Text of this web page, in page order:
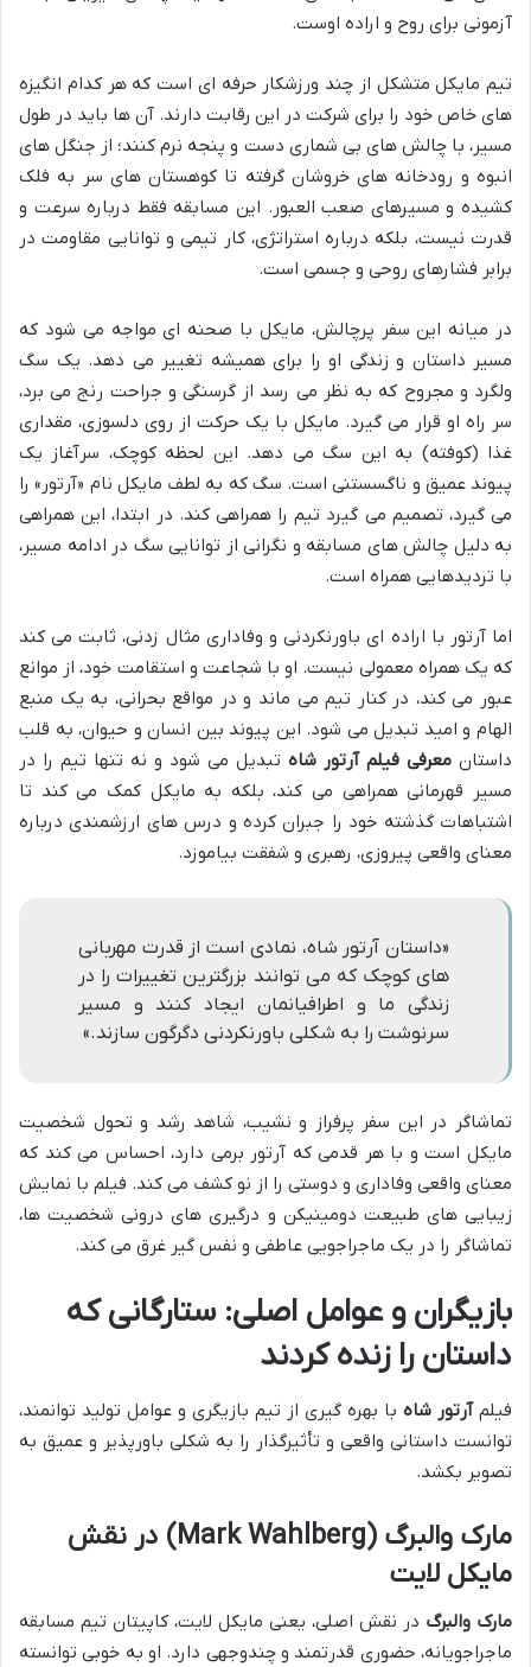
آزمونی برای روح و اراده اوست.
تیم مایکل متشکل از چند ورزشکار حرفه ای است که هر کدام انگیزه
های خاص خود را برای شرکت در این رقابت دارند. آن ها باید در طول
مسیر، با چالش های بی شماری دست و پنجه نرم کنند؛ از جنگل های
انبوه و رودخانه های خروشان گرفته تا کوهستان های سر به فلک
کشیده و مسیرهای صعب العبور. این مسابقه فقط درباره سرعت و
قدرت نیست، بلکه درباره استراتژی، کار تیمی و توانایی مقاومت در
برابر فشارهای روحی و جسمی است.
در میانه این سفر پرچالش، مایکل با صحنه ای مواجه می شود که
مسیر داستان و زندگی او را برای همیشه تغییر می دهد. یک سگ
ولگرد و مجروح که به نظر می رسد از گرسنگی و جراحت رنج می برد،
سر راه او قرار می گیرد. مایکل با یک حرکت از روی دلسوزی، مقداری
غذا (کوفته) به این سگ می دهد. این لحظه کوچک، سرآغاز یک
پیوند عمیق و ناگسستنی است. سگ که به لطف مایکل نام «آرتور» را
می گیرد، تصمیم می گیرد تیم را همراهی کند. در ابتدا، این همراهی
به دلیل چالش های مسابقه و نگرانی از توانایی سگ در ادامه مسیر،
با تردیدهایی همراه است.
اما آرتور با اراده ای باورنکردنی و وفاداری مثال زدنی، ثابت می کند
که یک همراه معمولی نیست. او با شجاعت و استقامت خود، از موانع
عبور می کند، در کنار تیم می ماند و در مواقع بحرانی، به یک منبع
الهام و امید تبدیل می شود. این پیوند بین انسان و حیوان، به قلب
داستان معرفی فیلم آرتور شاه تبدیل می شود و نه تنها تیم را در
مسیر قهرمانی همراهی می کند، بلکه به مایکل کمک می کند تا
اشتباهات گذشته خود را جبران کرده و درس های ارزشمندی درباره
معنای واقعی پیروزی، رهبری و شفقت بیاموزد.
«داستان آرتور شاه، نمادی است از قدرت مهربانی
های کوچک که می توانند بزرگترین تغییرات را در
زندگی ما و اطرافیانمان ایجاد کنند و مسیر
سرنوشت را به شکلی باورنکردنی دگرگون سازند.»
تماشاگر در این سفر پرفراز و نشیب، شاهد رشد و تحول شخصیت
مایکل است و با هر قدمی که آرتور برمی دارد، احساس می کند که
معنای واقعی وفاداری و دوستی را از نو کشف می کند. فیلم با نمایش
زیبایی های طبیعت دومینیکن و درگیری های درونی شخصیت ها،
تماشاگر را در یک ماجراجویی عاطفی و نفس گیر غرق می کند.
بازیگران و عوامل اصلی: ستارگانی که
داستان را زنده کردند
فیلمآرتور شاه با بهره گیری از تیم بازیگری و عوامل تولید توانمند،
توانست داستانی واقعی و تأثیرگذار را به شکلی باورپذیر و عمیق به
تصویر بکشد.
مارک والبرگ (Mark Wahlberg) در نقش
مایکل لایت
مارک والبرگ در نقش اصلی، یعنی مایکل لایت، کاپیتان تیم مسابقه
ماجراجویانه، حضوری قدرتمند و چندوجهی دارد. او به خوبی توانسته